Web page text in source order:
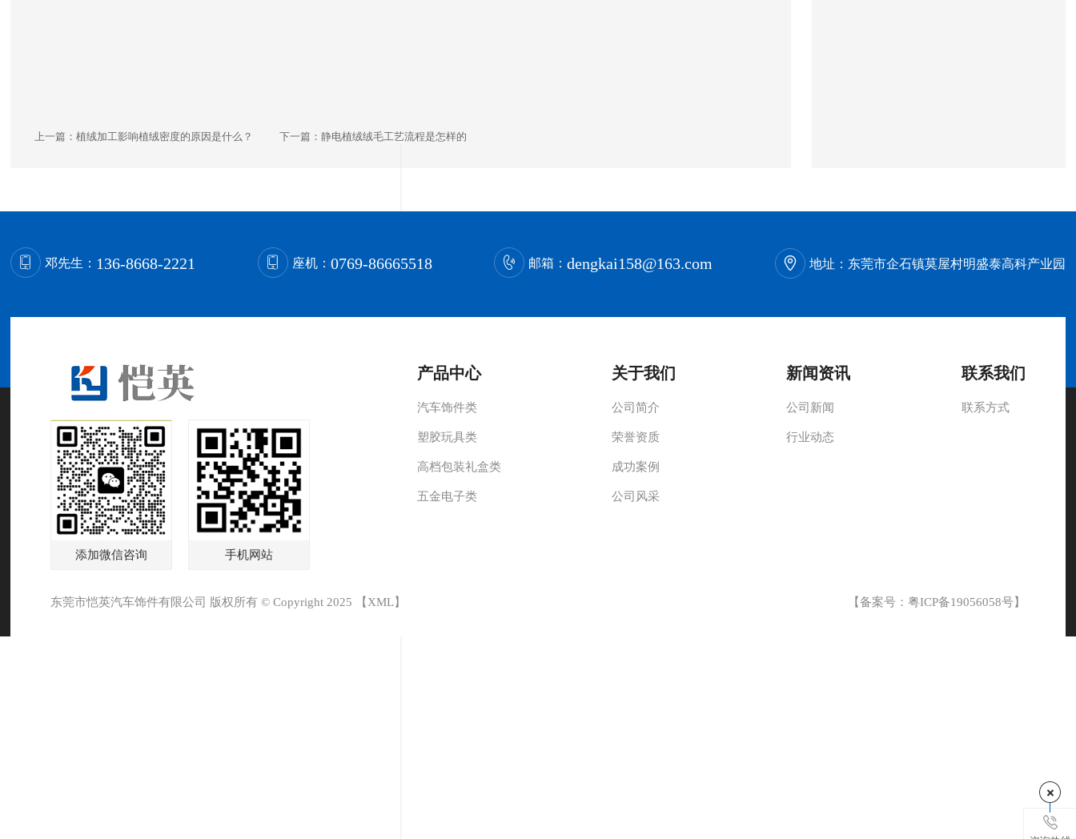
上一篇：植绒加工影响植绒密度的原因是什么？ 下一篇：静电植绒绒毛工艺流程是怎样的
邓先生： 136-8668-2221 座机： 0769-86665518 邮箱：dengkai158@163.com 地址： 东莞市企石镇莫屋村明盛泰高科产业园
添加微信咨询 手机网站
产品中心
汽车饰件类
塑胶玩具类
高档包装礼盒类
五金电子类
关于我们
公司简介
荣誉资质
成功案例
公司风采
新闻资讯
公司新闻
行业动态
联系我们
联系方式
东莞市恺英汽车饰件有限公司 版权所有 © Copyright 2025 【 XML】 【备案号： 粤ICP备19056058号】